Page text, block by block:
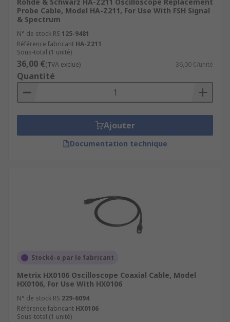
Probe Cable, Model HA-Z211, For Use With FSH Signal
& Spectrum
N° de stock RS 125-9481
Référence fabricant HA-Z211
Sous-total (1 unité)
36,00 €(TVA exclue) 36,00 €/unité
Quantité
Ajouter
Documentation technique
Stocké-e par le fabricant
Metrix HX0106 Oscilloscope Coaxial Cable, Model
HX0106, For Use With HX0106
N° de stock RS 229-6094
Référence fabricant HX0106
Sous-total (1 unité)